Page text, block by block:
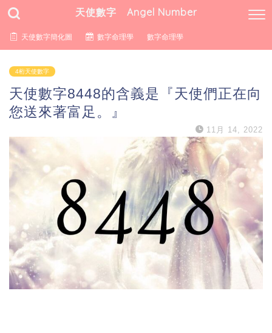
天使數字 Angel Number
天使數字簡化圖 數字命理學 數字命理學
4桁天使數字
天使數字8448的含義是『天使們正在向
您送來著富足。』
11月 14, 2022